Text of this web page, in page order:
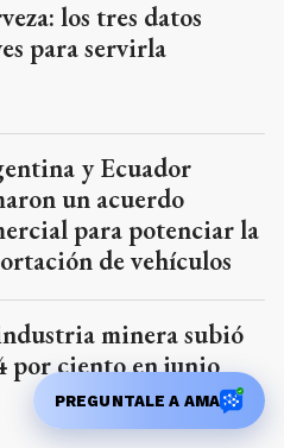
los tres datos
para servirla
y Ecuador
un acuerdo
para potenciar la
de vehículos
minera subió
por ciento en junio
PREGUNTALE A AMA